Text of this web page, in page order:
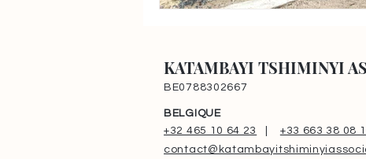
KATAMBAYI TSHIMINYI
BE0788302667
BELGIQUE
+32 465 10 64 23
+33 663 38 08